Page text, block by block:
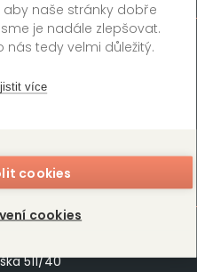
naše stránky dobře
je nadále zlepšovat.
nás tedy velmi důležitý.
více
cookies
cookies
Autoři
Foreign Rights
511/40